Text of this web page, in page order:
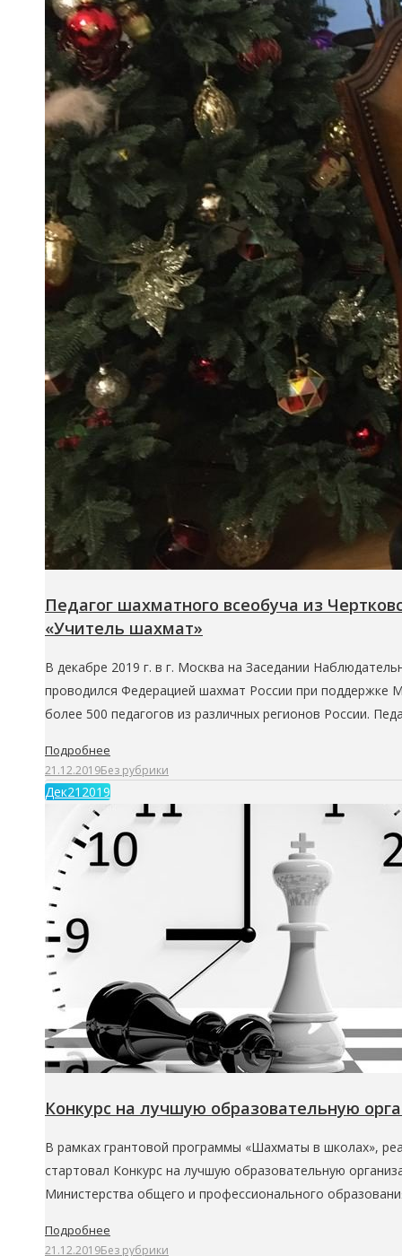
Педагог шахматного всеобуча из
«Учитель шахмат»
В декабре 2019 г. в г. Москва на Заседании
проводился Федерацией шахмат России при поддержке
более 500 педагогов из различных регионов России.
Подробнее
21.12.2019Без рубрики
Дек21 2019
Конкурс на лучшую образовательную
В рамках грантовой программы «Шахматы в школах»,
стартовал Конкурс на лучшую образовательную
Министерства общего и профессионального
Подробнее
21.12.2019Без рубрики